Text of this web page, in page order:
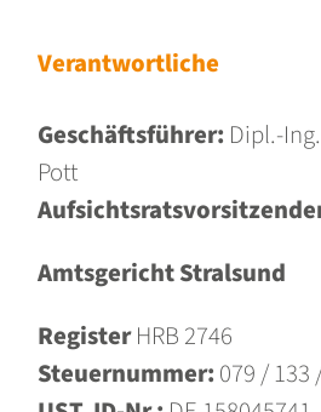
Verantwortliche
Geschäftsführer: Dipl.-
Pott
Amtsgericht Stralsund
RegisterHRB 2746
Steuernummer: 079 / 133